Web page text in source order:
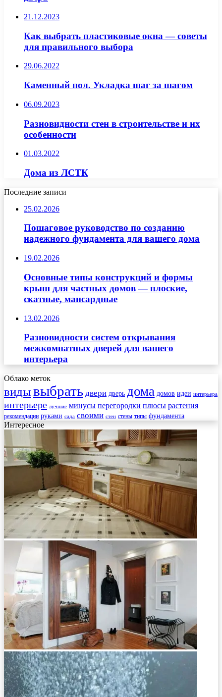
21.12.2023
Как выбрать пластиковые окна — советы
для правильного выбора
29.06.2022
Каменный пол. Укладка шаг за шагом
06.09.2023
Разновидности стен в строительстве и их
особенности
01.03.2022
Дома из ЛСТК
Последние записи
25.02.2026
Пошаговое руководство по созданию
надежного фундамента для вашего дома
19.02.2026
Основные типы конструкций и формы
крыш для частных домов — плоские,
скатные, мансардные
13.02.2026
Разновидности систем открывания
межкомнатных дверей для вашего
интерьера
Облако меток
видывыбрать двери дверь дома домов идеи интерьера
интерьере лучшие минусы перегородки плюсы растения
рекомендации руками сада своими стен стены типы фундамента
Интересное